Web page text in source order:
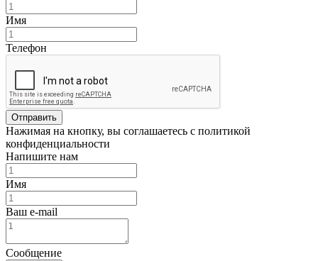
Имя
Телефон
Отправить
Нажимая на кнопку, вы соглашаетесь с политикой
конфиденциальности
Напишите нам
Имя
Ваш e-mail
Сообщение